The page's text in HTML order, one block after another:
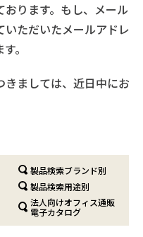
ります。もし、メール
ただいたメールアドレ
。
ましては、近日中にお
製品検索ブランド別
製品検索用途別
法人向けオフィス通販
電子カタログ